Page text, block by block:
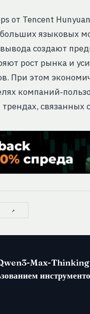
от Tencent
языковых
создают
рост рынка и
При этом
↗
Max-Thinking